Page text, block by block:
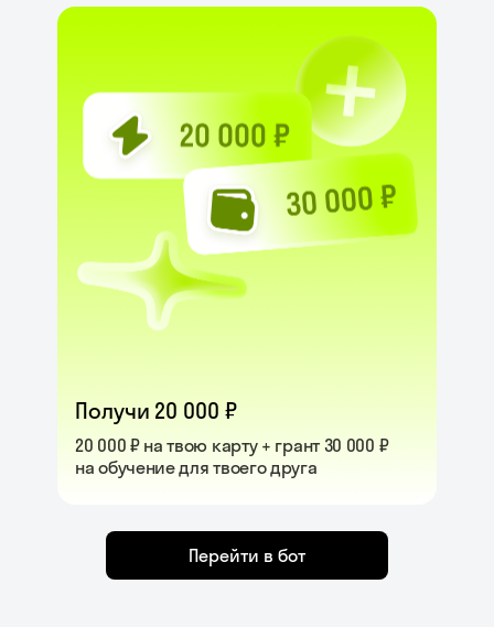
Получи 20 000 ₽
20 000 ₽ на твою карту + грант 30 000 ₽
на обучение для твоего друга
Перейти в бот